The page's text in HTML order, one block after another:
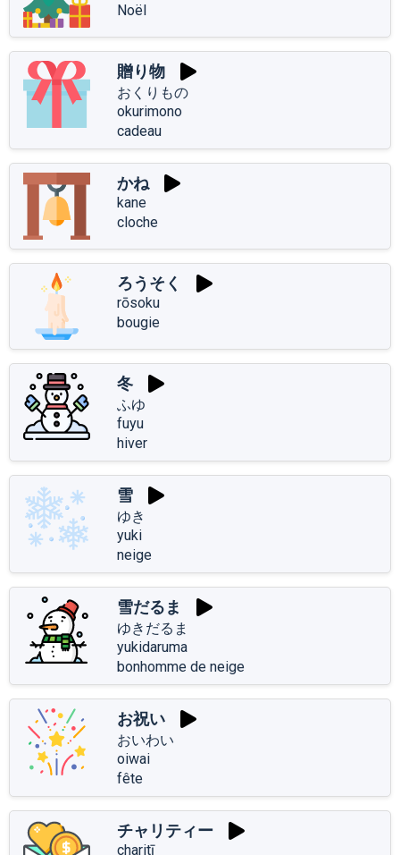
Noël
贈り物
おくりもの
okurimono
cadeau
かね
kane
cloche
ろうそく
rōsoku
bougie
冬
ふゆ
fuyu
hiver
雪
ゆき
yuki
neige
雪だるま
ゆきだるま
yukidaruma
bonhomme de neige
お祝い
おいわい
oiwai
fête
チャリティー
charitī